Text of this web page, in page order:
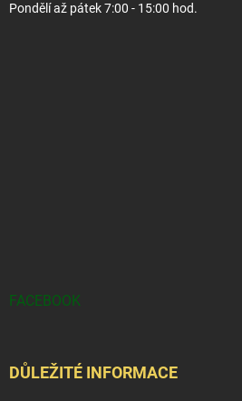
Pondělí až pátek 7:00 - 15:00 hod.
FACEBOOK
DŮLEŽITÉ INFORMACE